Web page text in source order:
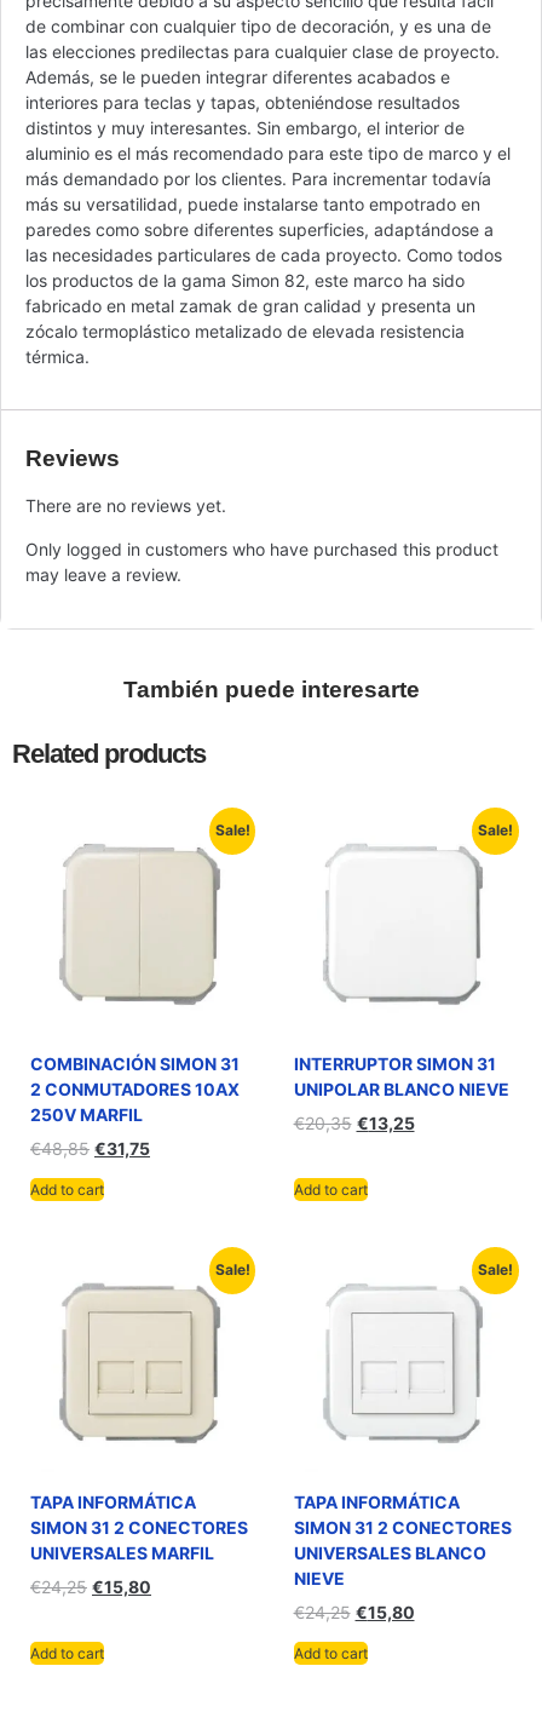
de combinar con cualquier tipo de decoración, y es una de
las elecciones predilectas para cualquier clase de proyecto.
Además, se le pueden integrar diferentes acabados e
interiores para teclas y tapas, obteniéndose resultados
distintos y muy interesantes. Sin embargo, el interior de
aluminio es el más recomendado para este tipo de marco y el
más demandado por los clientes. Para incrementar todavía
más su versatilidad, puede instalarse tanto empotrado en
paredes como sobre diferentes superficies, adaptándose a
las necesidades particulares de cada proyecto. Como todos
los productos de la gama Simon 82, este marco ha sido
fabricado en metal zamak de gran calidad y presenta un
zócalo termoplástico metalizado de elevada resistencia
térmica.
Reviews
There are no reviews yet.
Only logged in customers who have purchased this product
may leave a review.
También puede interesarte
Related products
Sale!
COMBINACIÓN SIMON 31
2 CONMUTADORES 10AX
250V MARFIL
€48,85 €31,75
Add to cart
Sale!
INTERRUPTOR SIMON 31
UNIPOLAR BLANCO NIEVE
€20,35 €13,25
Add to cart
Sale!
TAPA INFORMÁTICA
SIMON 31 2 CONECTORES
UNIVERSALES MARFIL
€24,25 €15,80
Add to cart
Sale!
TAPA INFORMÁTICA
SIMON 31 2 CONECTORES
UNIVERSALES BLANCO
NIEVE
€24,25 €15,80
Add to cart